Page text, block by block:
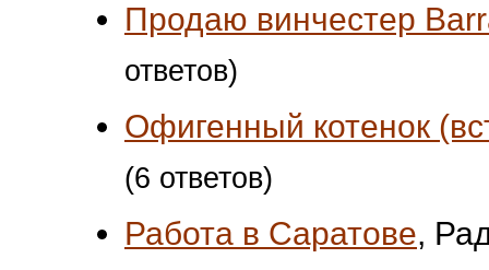
Продаю винчестер
ответов)
Офигенный котенок
(6 ответов)
Работа в Саратове,